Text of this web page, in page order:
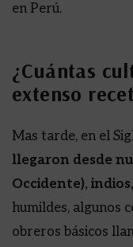
en Perú.
¿Cuántas
extenso
Mas tarde, en el
llegaron desde
Occidente),
humildes, algunos
obreros básicos